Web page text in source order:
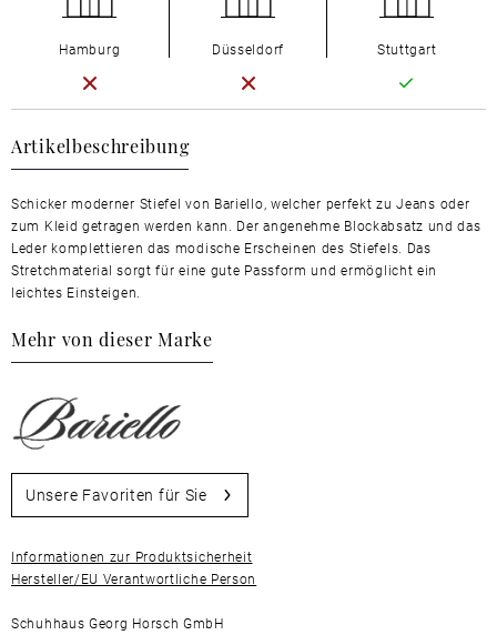
Artikelbeschreibung
Schicker moderner Stiefel von Bariello, welcher perfekt zu Jeans oder
zum Kleid getragen werden kann. Der angenehme Blockabsatz und das
Leder komplettieren das modische Erscheinen des Stiefels. Das
Stretchmaterial sorgt für eine gute Passform und ermöglicht ein
leichtes Einsteigen.
Mehr von dieser Marke
Unsere Favoriten für Sie
Informationen zur Produktsicherheit
Hersteller/EU Verantwortliche Person
Schuhhaus Georg Horsch GmbH
Hamburg Düsseldorf Stuttgart